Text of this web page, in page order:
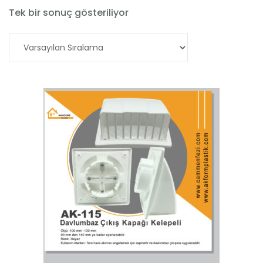
Tek bir sonuç gösteriliyor
Devamını oku